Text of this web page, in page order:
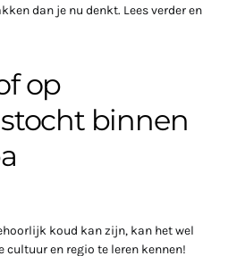
dan je nu denkt. Lees verder en
op
binnen
koud kan zijn, kan het wel
cultuur en regio te leren kennen!